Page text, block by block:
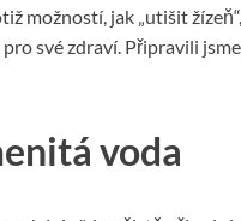
možností, jak „utišit
své zdraví. Připravili
voda